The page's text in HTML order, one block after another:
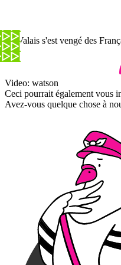
Le Valais s'est vengé des
Video: watson
Ceci pourrait également vous
Avez-vous quelque chose à